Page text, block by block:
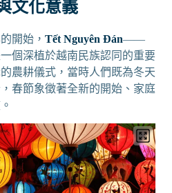
文化意義
開始， Tết Nguyên Đán——
個深植於越南民族認同的重要
農耕儀式，當時人們既為冬天
春節象徵著全新的開始、家庭